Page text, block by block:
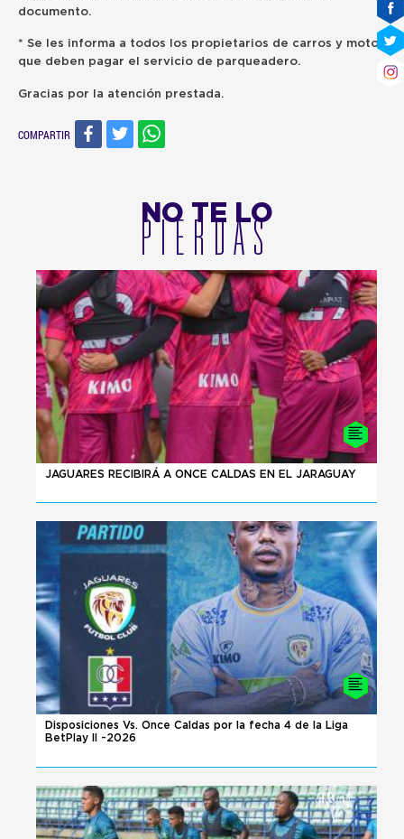
documento.
* Se les informa a todos los propietarios de carros y motos
que deben pagar el servicio de parqueadero.
Gracias por la atención prestada.
COMPARTIR
NO TE LO
PIERDAS
08 - 08 - 2026
JAGUARES RECIBIRÁ A ONCE CALDAS EN EL JARAGUAY
08 - 08 - 2026
Disposiciones Vs. Once Caldas por la fecha 4 de la Liga
BetPlay II -2026